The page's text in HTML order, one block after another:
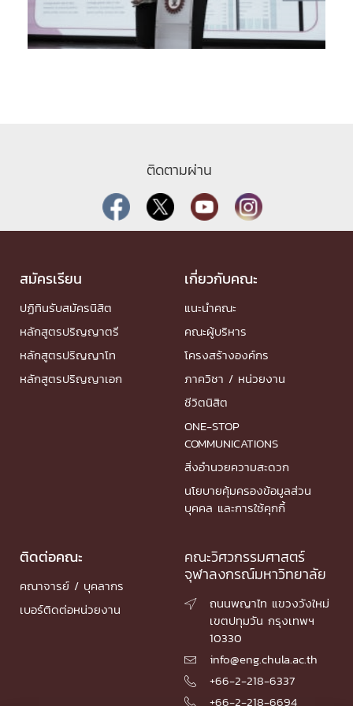
ติดตามผ่าน
สมัครเรียน
ปฏิทินรับสมัครนิสิต
หลักสูตรปริญญาตรี
หลักสูตรปริญญาโท
หลักสูตรปริญญาเอก
เกี่ยวกับคณะ
แนะนำคณะ
คณะผู้บริหาร
โครงสร้างองค์กร
ภาควิชา / หน่วยงาน
ชีวิตนิสิต
ONE-STOP
COMMUNICATIONS
สิ่งอำนวยความสะดวก
นโยบายคุ้มครองข้อมูลส่วน
บุคคล และการใช้คุกกี้
ติดต่อคณะ
คณาจารย์ / บุคลากร
เบอร์ติดต่อหน่วยงาน
คณะวิศวกรรมศาสตร์
จุฬาลงกรณ์มหาวิทยาลัย

ถนนพญาไท แขวงวังใหม่
เขตปทุมวัน กรุงเทพฯ
10330
 info@eng.chula.ac.th
 +66-2-218-6337
 +66-2-218-6694